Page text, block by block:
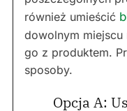
również umieścić
dowolnym miejscu
go z produktem.
sposoby.
Opcja A: